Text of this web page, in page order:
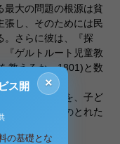
最大の問題の根源は貧
張し、そのためには民
。さらに彼は、『探
ゲルトルート児童教
教えるか』1801)と数
は教育の目的を、子ど
（手）に調和のとれた
る。
×
ス開
の基礎とな